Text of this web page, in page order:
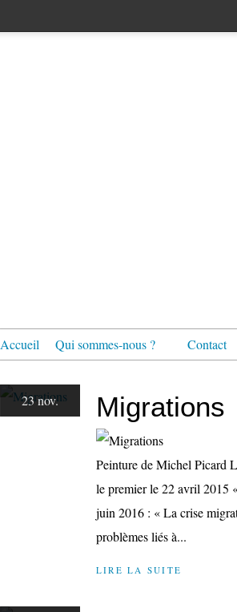
Accueil Qui sommes-nous ? Contact
23 nov. Migrations
Peinture de Michel Picard
le premier le 22 avril 2015
juin 2016 : « La crise
problèmes liés à...
LIRE LA SUITE